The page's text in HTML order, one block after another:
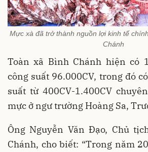
Mực xà đã trở thành nguồn lợi kinh tế
Chánh
Toàn xã Bình Chánh hiện có
công suất 96.000CV, trong đó
suất từ 400CV-1.400CV
mực ở ngư trường Hoàng Sa,
Ông Nguyễn Văn Đạo, Chủ
Chánh, cho biết: “Trong năm